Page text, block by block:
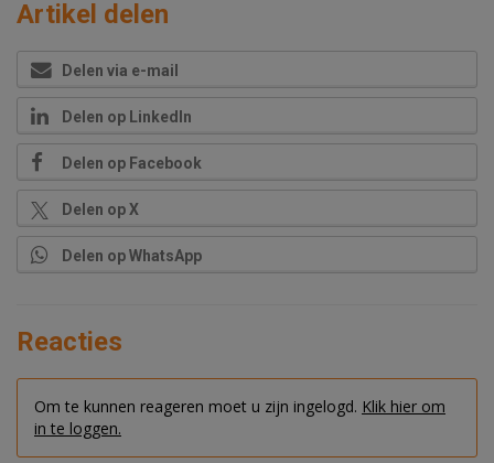
Artikel delen
Delen via e-mail
Delen op LinkedIn
Delen op Facebook
Delen op X
Delen op WhatsApp
Reacties
Om te kunnen reageren moet u zijn ingelogd. Klik hier om
in te loggen.